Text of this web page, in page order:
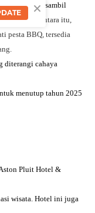
menginap sambil
jauh. Sementara itu,
pesta BBQ, tersedia
diterangi cahaya
menutup tahun 2025
Pluit Hotel &
wisata. Hotel ini juga
×